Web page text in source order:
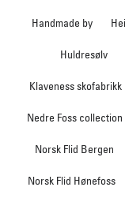
Handmade by
Huldresølv
Klaveness skofabrikk
Nedre Foss collection
Norsk Flid Bergen
Norsk Flid Hønefoss